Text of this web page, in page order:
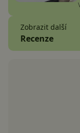
Zobrazit další
Recenze